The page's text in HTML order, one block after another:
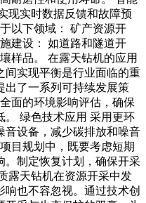
现实时数据反馈和故障预
以下领域： 矿产资源开
建设： 如道路和隧道开
样品。 在露天钻机的应用
间实现平衡是行业面临的重
出了一系列可持续发展策
面的环境影响评估，确保
。 绿色技术应用 采用更环
音设备，减少碳排放和噪音
目规划中，既要考虑短期
。制定恢复计划，确保开采
露天钻机在资源开采中发
也不容忽视。通过技术创